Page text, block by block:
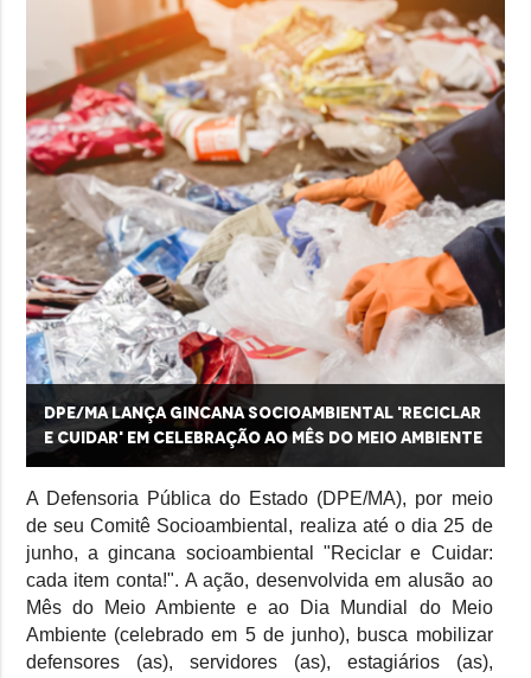
DPE/MA lança Gincana Socioambiental 'Reciclar
e Cuidar' em celebração ao Mês do Meio Ambiente
A Defensoria Pública do Estado (DPE/MA), por meio
de seu Comitê Socioambiental, realiza até o dia 25 de
junho, a gincana socioambiental "Reciclar e Cuidar:
cada item conta!". A ação, desenvolvida em alusão ao
Mês do Meio Ambiente e ao Dia Mundial do Meio
Ambiente (celebrado em 5 de junho), busca mobilizar
defensores (as), servidores (as), estagiários (as),